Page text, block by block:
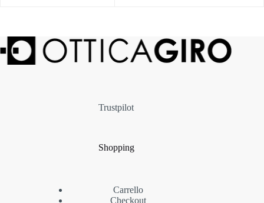
Trustpilot
Shopping
Carrello
Checkout